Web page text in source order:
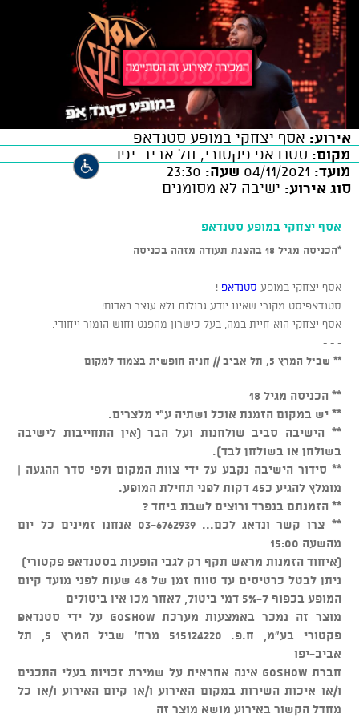
אירוע: אסף יצחקי במופע סטנדאפ
מקום: סטנדאפ פקטורי, תל אביב-יפו
מועד:
שעה:
סוג אירוע: ישיבה לא מסומנים
אסף יצחקי במופע סטנדאפ
*הכניסה מגיל 18 בהצגת תעודה מזהה בכניסה
אסף יצחקי במופע סטנדאפ !
סטנדאפיסט מקורי שאינו יודע גבולות ולא עוצר באדום!
אסף יצחקי הוא חיית במה, בעל כישרון מהפנט וחוש הומור ייחודי.
- - -
** שביל המרץ 5, תל אביב // חניה חופשית בצמוד למקום
** הכניסה מגיל 18
** יש במקום הזמנת אוכל ושתיה ע"י מלצרים.
** הישיבה סביב שולחנות ועל הבר (אין התחייבות לישיבה
בשולחן או בשולחן לבד).
** סידור הישיבה נקבע על ידי צוות המקום ולפי סדר ההגעה |
מומלץ להגיע כ45 דקות לפני תחילת המופע.
** הזמנתם בנפרד ורוצים לשבת ביחד ?
** צרו קשר ונדאג לכם... 03-6762939 אנחנו זמינים כל יום
מהשעה 15:00
(איחוד הזמנות מראש תקף רק לגבי הופעות בסטנדאפ פקטורי)
ניתן לבטל כרטיסים עד טווח זמן של 48 שעות לפני מועד קיום
המופע בכפוף ל-5% דמי ביטול, לאחר מכן אין ביטולים
מוצר זה נמכר באמצעות מערכת GOSHOW על ידי סטנדאפ
פקטורי בע"מ, ח.פ. 515124220 מרח' שביל המרץ 5, תל
אביב-יפו
חברת GOSHOW אינה אחראית על שמירת זכויות בעלי התכנים
ו/או איכות השירות במקום האירוע ו/או קיום האירוע ו/או כל
מחדל הקשור באירוע מושא מוצר זה